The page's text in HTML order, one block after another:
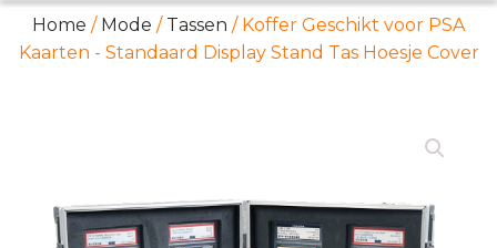
Home / Mode / Tassen / Koffer Geschikt voor PSA
Kaarten - Standaard Display Stand Tas Hoesje Cover